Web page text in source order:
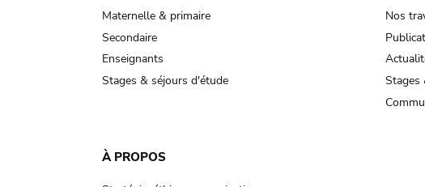
Maternelle & primaire
Secondaire
Enseignants
Stages & séjours d'étude
Nos
Stages
À PROPOS